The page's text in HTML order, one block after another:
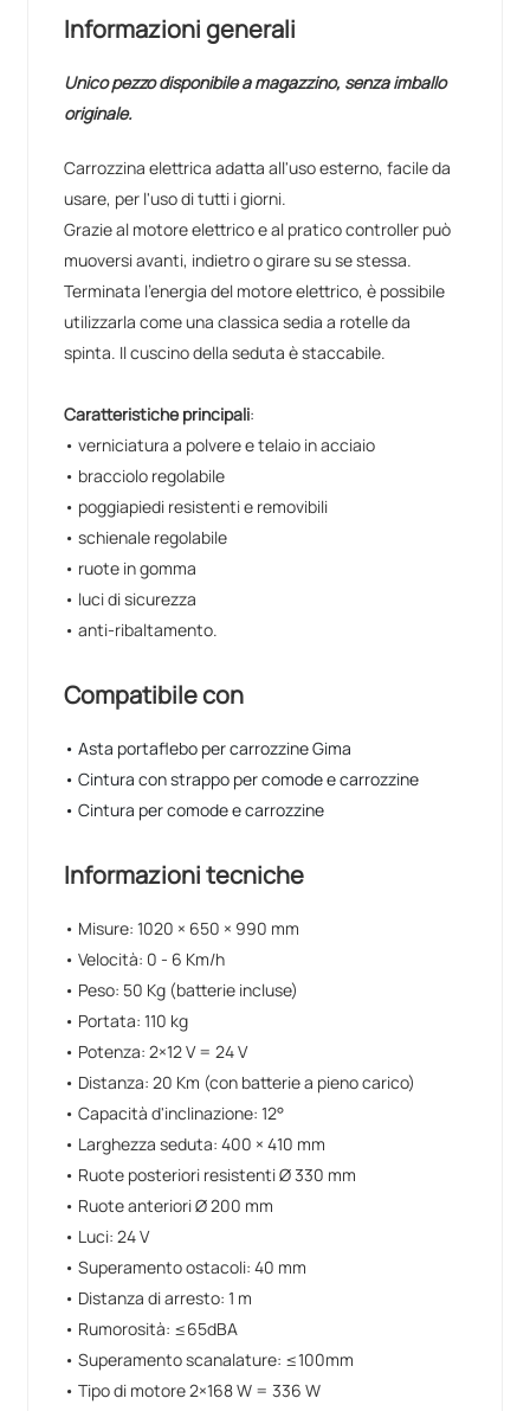
Informazioni generali
Unico pezzo disponibile a magazzino, senza imballo
originale.
Carrozzina elettrica adatta all'uso esterno, facile da
usare, per l'uso di tutti i giorni.
Grazie al motore elettrico e al pratico controller può
muoversi avanti, indietro o girare su se stessa.
Terminata l'energia del motore elettrico, è possibile
utilizzarla come una classica sedia a rotelle da
spinta. Il cuscino della seduta è staccabile.
Caratteristiche principali:
• verniciatura a polvere e telaio in acciaio
• bracciolo regolabile
• poggiapiedi resistenti e removibili
• schienale regolabile
• ruote in gomma
• luci di sicurezza
• anti-ribaltamento.
Compatibile con
• Asta portaflebo per carrozzine Gima
• Cintura con strappo per comode e carrozzine
• Cintura per comode e carrozzine
Informazioni tecniche
• Misure: 1020 × 650 × 990 mm
• Velocità: 0 - 6 Km/h
• Peso: 50 Kg (batterie incluse)
• Portata: 110 kg
• Potenza: 2×12 V = 24 V
• Distanza: 20 Km (con batterie a pieno carico)
• Capacità d'inclinazione: 12°
• Larghezza seduta: 400 × 410 mm
• Ruote posteriori resistenti Ø 330 mm
• Ruote anteriori Ø 200 mm
• Luci: 24 V
• Superamento ostacoli: 40 mm
• Distanza di arresto: 1 m
• Rumorosità: ≤65dBA
• Superamento scanalature: ≤100mm
• Tipo di motore 2×168 W = 336 W